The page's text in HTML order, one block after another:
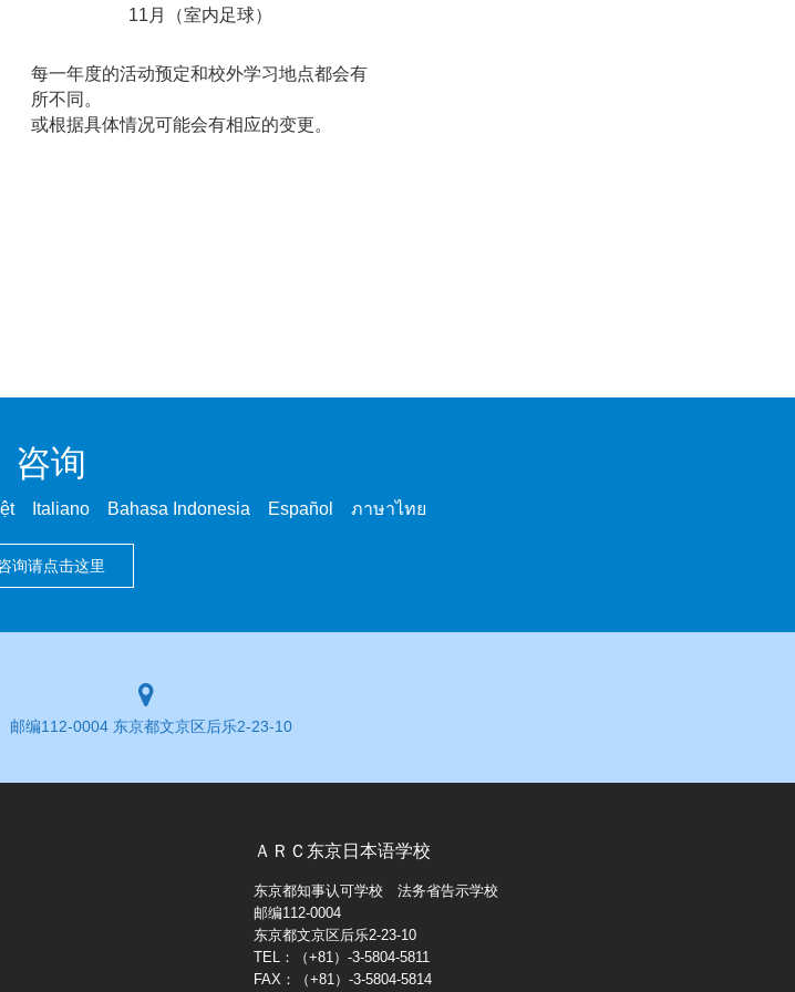
11月（室内足球）
每一年度的活动预定和校外学习地点都会有
所不同。
或根据具体情况可能会有相应的变更。
咨询
Italiano Bahasa Indonesia Español ภาษาไทย
询请点击这里
邮编112-0004 东京都文京区后乐2-23-10
ＡＲＣ东京日本语学校
东京都知事认可学校 法务省告示学校
邮编112-0004
东京都文京区后乐2-23-10
TEL：（+81）-3-5804-5811
FAX：（+81）-3-5804-5814